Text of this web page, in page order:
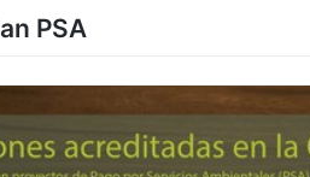
PSA